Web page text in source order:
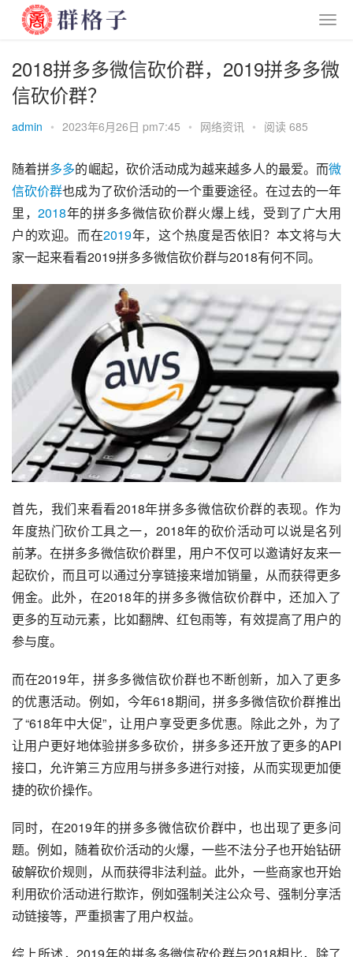
2018拼多多微信砍价群，2019拼多多微
信砍价群？
admin • 2023年6月26日 pm7:45 • 网络资讯 • 阅读 685
随着拼多多的崛起，砍价活动成为越来越多人的最爱。而微
信砍价群也成为了砍价活动的一个重要途径。在过去的一年
里，2018年的拼多多微信砍价群火爆上线，受到了广大用
户的欢迎。而在2019年，这个热度是否依旧？本文将与大
家一起来看看2019拼多多微信砍价群与2018有何不同。
首先，我们来看看2018年拼多多微信砍价群的表现。作为
年度热门砍价工具之一，2018年的砍价活动可以说是名列
前茅。在拼多多微信砍价群里，用户不仅可以邀请好友来一
起砍价，而且可以通过分享链接来增加销量，从而获得更多
佣金。此外，在2018年的拼多多微信砍价群中，还加入了
更多的互动元素，比如翻牌、红包雨等，有效提高了用户的
参与度。
而在2019年，拼多多微信砍价群也不断创新，加入了更多
的优惠活动。例如，今年618期间，拼多多微信砍价群推出
了“618年中大促”，让用户享受更多优惠。除此之外，为了
让用户更好地体验拼多多砍价，拼多多还开放了更多的API
接口，允许第三方应用与拼多多进行对接，从而实现更加便
捷的砍价操作。
同时，在2019年的拼多多微信砍价群中，也出现了更多问
题。例如，随着砍价活动的火爆，一些不法分子也开始钻研
破解砍价规则，从而获得非法利益。此外，一些商家也开始
利用砍价活动进行欺诈，例如强制关注公众号、强制分享活
动链接等，严重损害了用户权益。
综上所述，2019年的拼多多微信砍价群与2018相比，除了